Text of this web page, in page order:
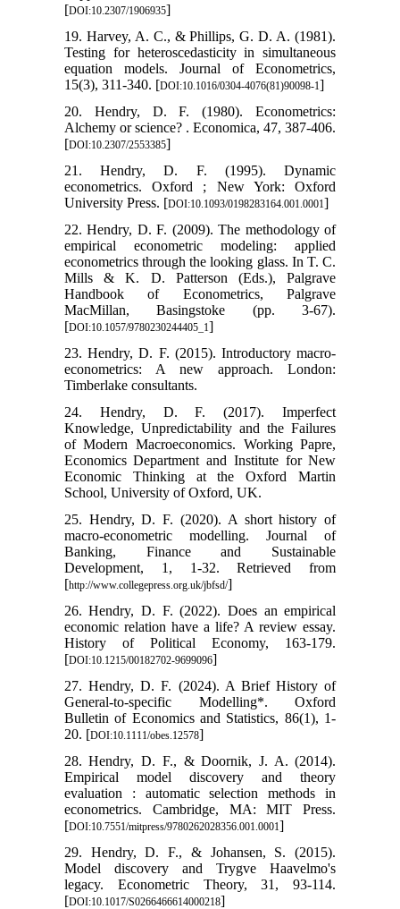
[DOI:10.2307/1906935]
19. Harvey, A. C., & Phillips, G. D. A. (1981).
Testing for heteroscedasticity in simultaneous
equation models. Journal of Econometrics,
15(3), 311-340. [DOI:10.1016/0304-4076(81)90098-1]
20. Hendry, D. F. (1980). Econometrics:
Alchemy or science? . Economica, 47, 387-406.
[DOI:10.2307/2553385]
21. Hendry, D. F. (1995). Dynamic
econometrics. Oxford ; New York: Oxford
University Press. [DOI:10.1093/0198283164.001.0001]
22. Hendry, D. F. (2009). The methodology of
empirical econometric modeling: applied
econometrics through the looking glass. In T. C.
Mills & K. D. Patterson (Eds.), Palgrave
Handbook of Econometrics, Palgrave
MacMillan, Basingstoke (pp. 3-67).
[DOI:10.1057/9780230244405_1]
23. Hendry, D. F. (2015). Introductory macro-
econometrics: A new approach. London:
Timberlake consultants.
24. Hendry, D. F. (2017). Imperfect
Knowledge, Unpredictability and the Failures
of Modern Macroeconomics. Working Papre,
Economics Department and Institute for New
Economic Thinking at the Oxford Martin
School, University of Oxford, UK.
25. Hendry, D. F. (2020). A short history of
macro-econometric modelling. Journal of
Banking, Finance and Sustainable
Development, 1, 1-32. Retrieved from
[http://www.collegepress.org.uk/jbfsd/]
26. Hendry, D. F. (2022). Does an empirical
economic relation have a life? A review essay.
History of Political Economy, 163-179.
[DOI:10.1215/00182702-9699096]
27. Hendry, D. F. (2024). A Brief History of
General-to-specific Modelling*. Oxford
Bulletin of Economics and Statistics, 86(1), 1-
20. [DOI:10.1111/obes.12578]
28. Hendry, D. F., & Doornik, J. A. (2014).
Empirical model discovery and theory
evaluation : automatic selection methods in
econometrics. Cambridge, MA: MIT Press.
[DOI:10.7551/mitpress/9780262028356.001.0001]
29. Hendry, D. F., & Johansen, S. (2015).
Model discovery and Trygve Haavelmo's
legacy. Econometric Theory, 31, 93-114.
[DOI:10.1017/S0266466614000218]